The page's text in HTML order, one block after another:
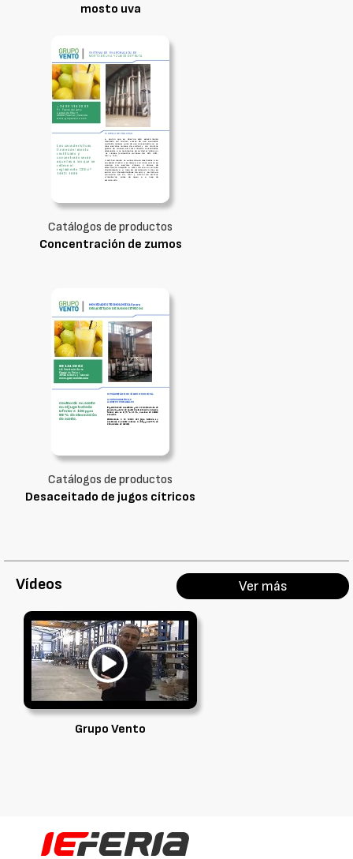
mosto uva
Catálogos de productos
Concentración de zumos
Catálogos de productos
Desaceitado de jugos cítricos
Vídeos Ver más
Grupo Vento